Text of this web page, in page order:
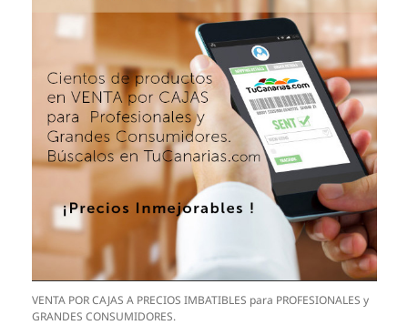
VENTA POR CAJAS A PRECIOS IMBATIBLES para PROFESIONALES y
GRANDES CONSUMIDORES.